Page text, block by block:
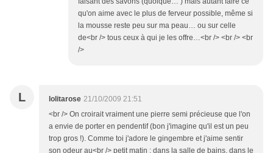
qu'on aime avec le plus de ferveur possible, même si
la mousse reste peu sur ma peau… ou sur celle
de<br /> tous ceux à qui je les offre…<br /> <br /> <br
/>
L lolitarose 21/10/2009 21:51
<br /> On croirait vraiment une pierre semi précieuse que l'on
a envie de porter en pendentif (bon j'imagine qu'il est un peu
trop gros !). Comme toi j'adore le gingembre et j'aime sentir
son odeur au<br /> petit matin : dans la salle de bains, dans le